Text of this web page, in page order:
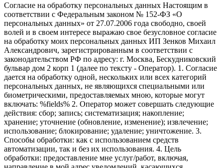
Согласие на обработку персональных данных Настоящим в
соответствии с Федеральным законом № 152-ФЗ «О
персональных данных» от 27.07.2006 года свободно, своей
волей и в своем интересе выражаю свое безусловное согласие
на обработку моих персональных данных ИП Зенков Михаил
Александрович, зарегистрированным в соответствии с
законодательством РФ по адресу: г. Москва, Бескудниковский
бульвар дом 2 корп 1 (далее по тексту - Оператор). 1. Согласие
дается на обработку одной, нескольких или всех категорий
персональных данных, не являющихся специальными или
биометрическими, предоставляемых мною, которые могут
включать: %fields% 2. Оператор может совершать следующие
действия: сбор; запись; систематизация; накопление;
хранение; уточнение (обновление, изменение); извлечение;
использование; блокирование; удаление; уничтожение. 3.
Способы обработки: как с использованием средств
автоматизации, так и без их использования. 4. Цель
обработки: предоставление мне услуг/работ, включая,